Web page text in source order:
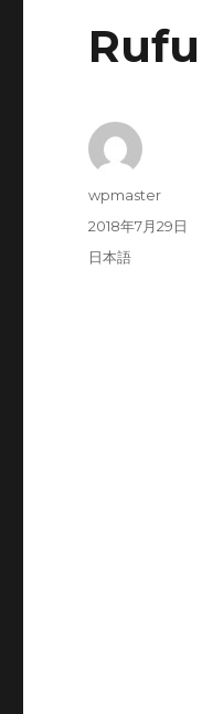
投
稿
wpmaster
投
稿
2018年7月29日
カ
日本語